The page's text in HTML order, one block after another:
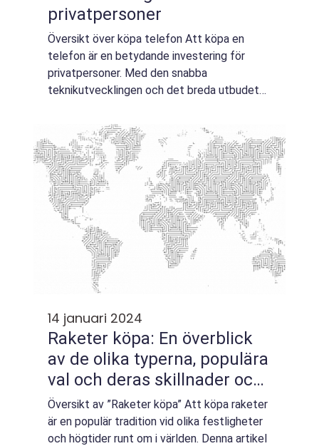
privatpersoner
Översikt över köpa telefon Att köpa en
telefon är en betydande investering för
privatpersoner. Med den snabba
teknikutvecklingen och det breda utbudet
tillgängliga på marknaden kan det vara svårt
att veta var man ...
14 januari 2024
Raketer köpa: En överblick
av de olika typerna, populära
val och deras skillnader och
för- och nackdelar
Översikt av ”Raketer köpa” Att köpa raketer
är en populär tradition vid olika festligheter
och högtider runt om i världen. Denna artikel